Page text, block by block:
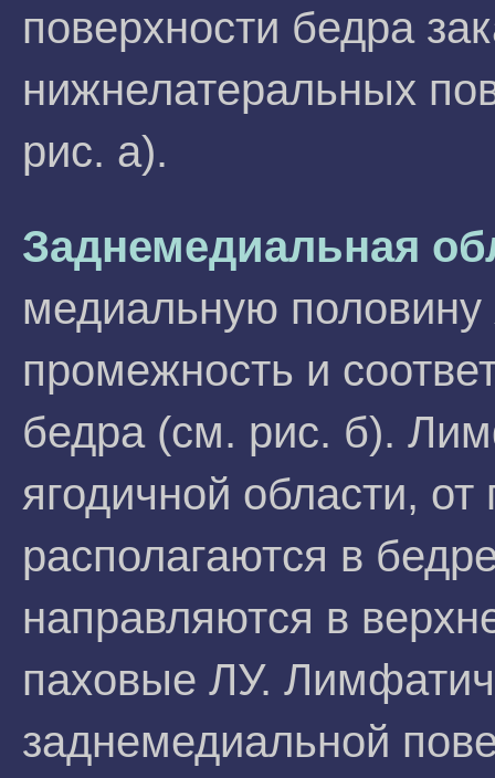
поверхности бедра
нижнелатеральных
рис. а).
Заднемедиальная
медиальную половину
промежность и
бедра (см. рис. б).
ягодичной области,
располагаются в
направляются в
паховые ЛУ.
заднемедиальной